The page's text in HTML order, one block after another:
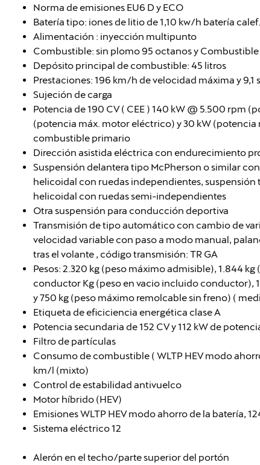
Norma de emisiones EU6 D y ECO
Batería tipo: iones de litio de 1,10 kw/h batería
Alimentación : inyección multipunto
Combustible: sin plomo 95 octanos y
Depósito principal de combustible: 45 litros
Prestaciones: 196 km/h de velocidad máxima y
Sujeción de carga
Potencia de 190 CV ( CEE ) 140 kW @ 5.500 rpm
(potencia máx. motor eléctrico) y 30 kW
combustible primario
Dirección asistida eléctrica con endurecimiento
Suspensión delantera tipo McPherson o similar
helicoidal con ruedas independientes, suspensión
helicoidal con ruedas semi-independientes
Otra suspensión para conducción deportiva
Transmisión de tipo automático con cambio de
velocidad variable con paso a modo manual,
tras el volante , código transmisión: TR GA
Pesos: 2.320 kg (peso máximo admisible), 1.844
conductor Kg (peso en vacio incluido conductor),
y 750 kg (peso máximo remolcable sin freno) (
Etiqueta de eficiciencia energética clase A
Potencia secundaria de 152 CV y 112 kW de
Filtro de partículas
Consumo de combustible ( WLTP HEV modo
km/l (mixto)
Control de estabilidad antivuelco
Motor híbrido (HEV)
Emisiones WLTP HEV modo ahorro de la batería,
Sistema eléctrico 12
Alerón en el techo/parte superior del portón